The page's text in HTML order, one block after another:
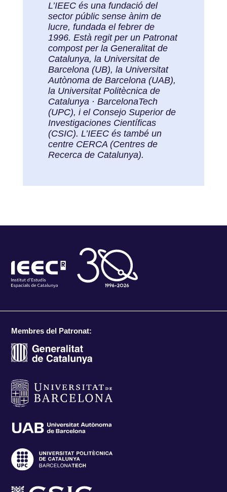
L’IEEC és una fundació del
sector públic sense ànim de
lucre, fundada el febrer de
1996. Està regit per un Patronat
compost per la Generalitat de
Catalunya, la Universitat de
Barcelona (UB), la Universitat
Autònoma de Barcelona (UAB),
la Universitat Politècnica de
Catalunya · BarcelonaTech
(UPC), i el Consejo Superior de
Investigaciones Científicas
(CSIC). L’IEEC és també un
centre CERCA (Centres de
Recerca de Catalunya).
Membres del Patronat: